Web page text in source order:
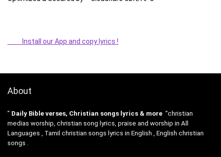
Install our App and copy lyrics !
About
” Daily Bible verses, Christian songs lyrics & more “christian
medias worship, christian song lyrics, praise and worship in All
Languages , Tamil christian songs lyrics in English , English christian
songs .